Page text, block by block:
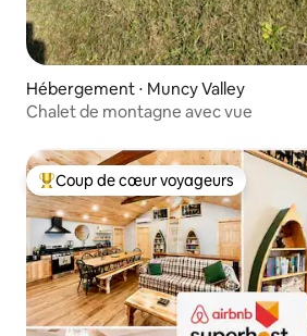
Hébergement ⋅ Muncy Valley
Chalet de montagne avec vue
Coups de cœur voyageurs les plus
Coup de cœur voyageurs